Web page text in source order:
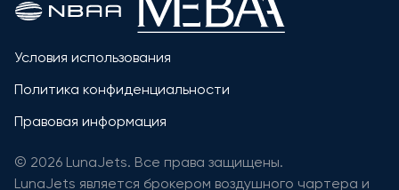
Условия использования
Политика конфиденциальности
Правовая информация
© 2026 LunaJets. Все права защищены.
LunaJets является брокером воздушного чартера и